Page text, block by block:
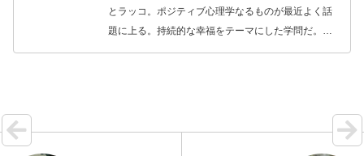
とラッコ。ポジティブ心理学なるものが最近よく話
題に上る。持続的な幸福をテーマにした学問だ。幸
せになるためにはただしメンタル面での道具が必要